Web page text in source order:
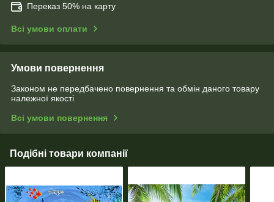
Переказ 50% на карту
Всі умови оплати
Умови повернення
Законом не передбачено повернення та обмін даного товару
належної якості
Всі умови повернення
Подібні товари компанії